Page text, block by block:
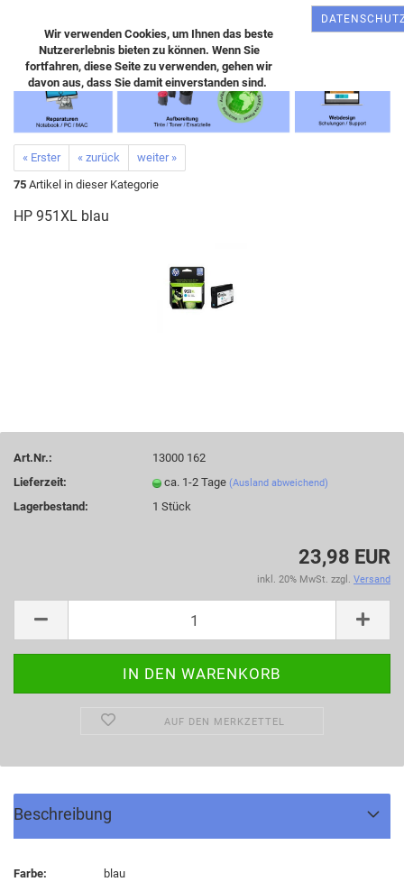
Wir verwenden Cookies, um Ihnen das beste
Nutzererlebnis bieten zu können. Wenn Sie
fortfahren, diese Seite zu verwenden, gehen wir
davon aus, dass Sie damit einverstanden sind.
« Erster « zurück
weiter »
75 Artikel in dieser Kategorie
HP 951XL blau
Art.Nr.:
13000 162
Lieferzeit:
ca. 1-2 Tage(Ausland abweichend)
Lagerbestand: 1Stück
23,98 EUR
inkl. 20% MwSt. zzgl. Versand
AUF DEN MERKZETTEL
Beschreibung
Farbe:
blau